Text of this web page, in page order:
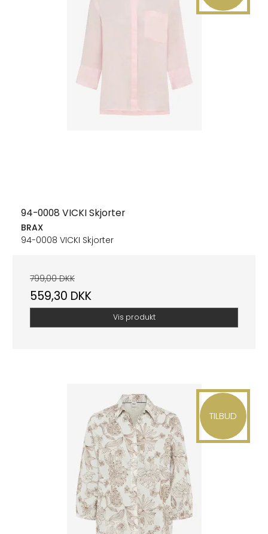
94-0008 VICKI Skjorter
BRAX
94-0008 VICKI Skjorter
799,00 DKK
559,30 DKK
Vis produkt
TILBUD